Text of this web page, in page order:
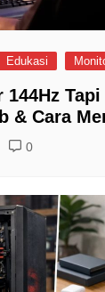
Edukasi
Tapi
& Cara
0